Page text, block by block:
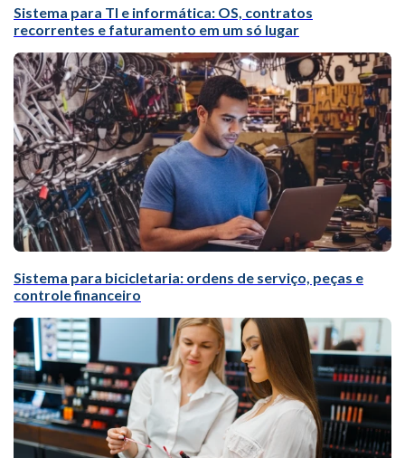
Sistema para TI e informática: OS, contratos
recorrentes e faturamento em um só lugar
Sistema para bicicletaria: ordens de serviço, peças e
controle financeiro